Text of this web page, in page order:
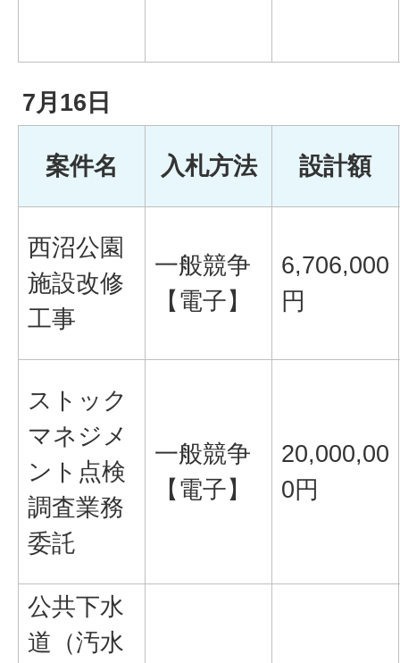
7月16日
案件名 入札方法 設計額
西沼公園
施設改修
工事
一般競争
【電子】
6,706,000
円
ストック
マネジメ
ント点検
調査業務
委託
一般競争
【電子】
20,000,00
0円
公共下水
道（汚水